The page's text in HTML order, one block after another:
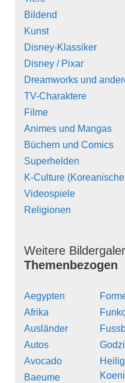
Bildend
Kunst
Disney-Klassiker
Disney / Pixar
Dreamworks und
TV-Charaktere
Filme
Animes und Mangas
Büchern und Comics
Superhelden
K-Culture
Videospiele
Religionen
Weitere
Themenbezogen
Aegypten
Afrika
Ausländer
Autos
Avocado
Baeume